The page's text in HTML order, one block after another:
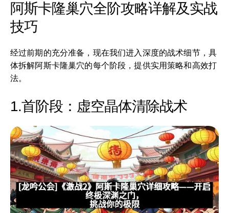
阿斯卡隆巢穴全阶攻略详解及实战
技巧
经过前期的充分准备，现在我们进入深度的战术细节，具
体拆解阿斯卡隆巢穴的每个阶段，提供实用策略和高效打
法。
1.首阶段：虚空晶体清除战术